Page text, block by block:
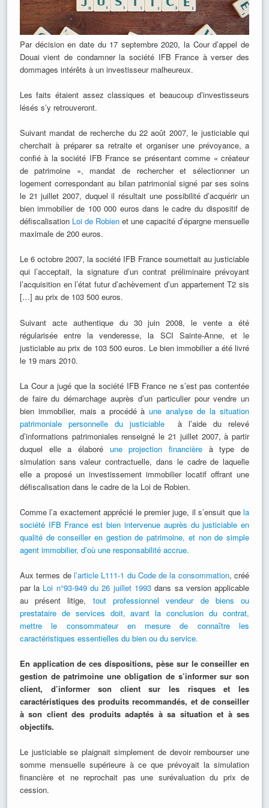
Par décision en date du 17 septembre 2020, la Cour d’appel de
Douai vient de condamner la société IFB France à verser des
dommages intérêts à un investisseur malheureux.
Les faits étaient assez classiques et beaucoup d’investisseurs
lésés s’y retrouveront.
Suivant mandat de recherche du 22 août 2007, le justiciable qui
cherchait à préparer sa retraite et organiser une prévoyance, a
confié à la société IFB France se présentant comme « créateur
de patrimoine », mandat de rechercher et sélectionner un
logement correspondant au bilan patrimonial signé par ses soins
le 21 juillet 2007, duquel il résultait une possibilité d’acquérir un
bien immobilier de 100 000 euros dans le cadre du dispositif de
défiscalisation Loi de Robienet une capacité d’épargne mensuelle
maximale de 200 euros.
Le 6 octobre 2007, la société IFB France soumettait au justiciable
qui l’acceptait, la signature d’un contrat préliminaire prévoyant
l’acquisition en l’état futur d’achèvement d’un appartement T2 sis
[…] au prix de 103 500 euros.
Suivant acte authentique du 30 juin 2008, le vente a été
régularisée entre la venderesse, la SCI Sainte-Anne, et le
justiciable au prix de 103 500 euros. Le bien immobilier a été livré
le 19 mars 2010.
La Cour a jugé que la société IFB France ne s’est pas contentée
de faire du démarchage auprès d’un particulier pour vendre un
bien immobilier, mais a procédé àune analyse de la situation
patrimoniale personnelle du justiciableà l’aide du relevé
d’informations patrimoniales renseigné le 21 juillet 2007, à partir
duquel elle a élaboré une projection financière à type de
simulation sans valeur contractuelle, dans le cadre de laquelle
elle a proposé un investissement immobilier locatif offrant une
défiscalisation dans le cadre de la Loi de Robien.
Comme l’a exactement apprécié le premier juge, il s’ensuit quela
société IFB France est bien intervenue auprès du justiciable en
qualité de conseiller en gestion de patrimoine, et non de simple
agent immobilier, d’où une responsabilité accrue.
Aux termes de l’article L111-1 du Code de la consommation, créé
par la Loi n°93-949 du 26 juillet 1993dans sa version applicable
au présent litige, tout professionnel vendeur de biens ou
prestataire de services doit, avant la conclusion du contrat,
mettre le consommateur en mesure de connaître les
caractéristiques essentielles du bien ou du service.
En application de ces dispositions, pèse sur le conseiller en
gestion de patrimoine une obligation de s’informer sur son
client, d’informer son client sur les risques et les
caractéristiques des produits recommandés, et de conseiller
à son client des produits adaptés à sa situation et à ses
objectifs.
Le justiciable se plaignait simplement de devoir rembourser une
somme mensuelle supérieure à ce que prévoyait la simulation
financière et ne reprochait pas une surévaluation du prix de
cession.